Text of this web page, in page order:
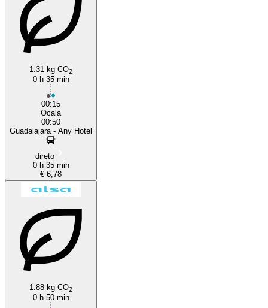
1.31 kg CO2
0 h 35 min
00:15
Ocala
00:50
Guadalajara - Any Hotel
direto
0 h 35 min
€ 6,78
1.88 kg CO2
0 h 50 min